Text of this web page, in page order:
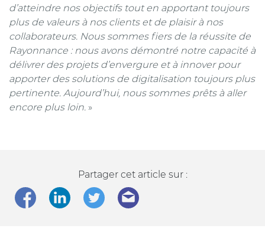
d’atteindre nos objectifs tout en apportant toujours
plus de valeurs à nos clients et de plaisir à nos
collaborateurs. Nous sommes fiers de la réussite de
Rayonnance : nous avons démontré notre capacité à
délivrer des projets d’envergure et à innover pour
apporter des solutions de digitalisation toujours plus
pertinente. Aujourd’hui, nous sommes prêts à aller
encore plus loin. »
Partager cet article sur :